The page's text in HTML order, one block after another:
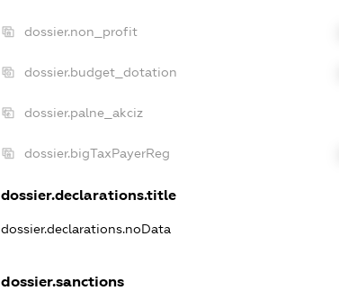
dossier.non_profit
dossier.budget_dotation
dossier.palne_akciz
dossier.bigTaxPayerReg
dossier.declarations.title
dossier.declarations.noData
dossier.sanctions